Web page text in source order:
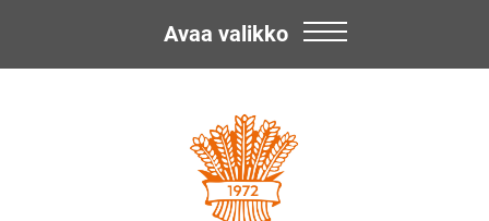
Eläkeläiset
ry
Avaa valikko